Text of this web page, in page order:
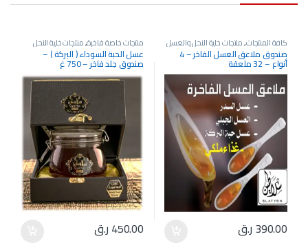
كافة المنتجات,منتجات خلية النحل والعسل
الأصلية صندوق ملاعق العسل الفاخر – 4
أنواع – 32 ملعقة
390.00 ر.ق
منتجات خاصة فاخرة,منتجات خلية النحل
والعسل الأصلية
عسل الحبة السوداء ( البركة ) –
صندوق جلد فاخر – 750 غ
450.00 ر.ق